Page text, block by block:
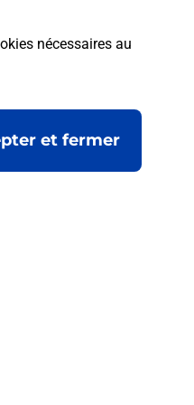
nécessaires au
et fermer